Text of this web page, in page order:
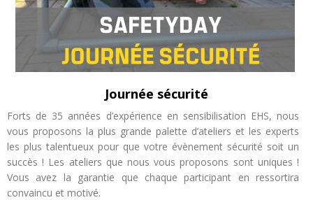
Journée sécurité
Forts de 35 années d’expérience en sensibilisation EHS, nous
vous proposons la plus grande palette d’ateliers et les experts
les plus talentueux pour que votre évènement sécurité soit un
succès ! Les ateliers que nous vous proposons sont uniques !
Vous avez la garantie que chaque participant en ressortira
convaincu et motivé.